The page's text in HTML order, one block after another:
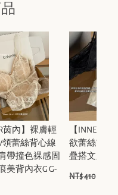
茵內】裸膚輕
領蕾絲背心線
帶撞色裸感固
美背內衣G G-
【INNER茵
欲蕾絲V領
疊搭文胸 981
NT$ 410